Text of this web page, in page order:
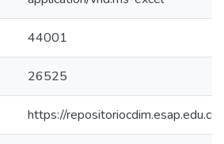
44001
26525
https://